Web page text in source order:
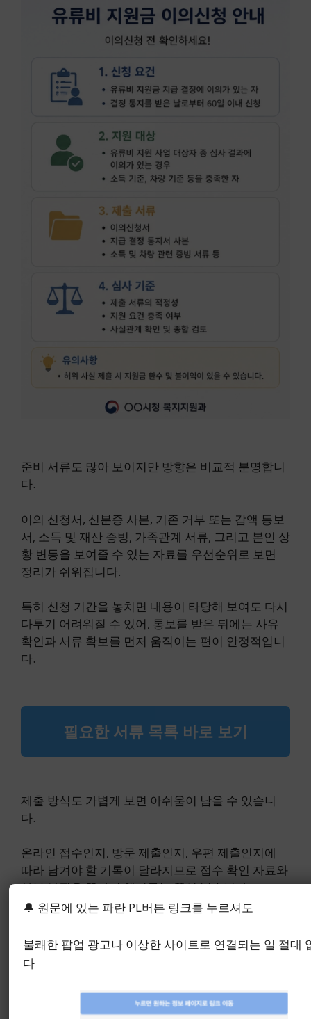
준비 서류도 많아 보이지만 방향은 비교적 분명합니
다.
이의 신청서, 신분증 사본, 기존 거부 또는 감액 통보
서, 소득 및 재산 증빙, 가족관계 서류, 그리고 본인 상
황 변동을 보여줄 수 있는 자료를 우선순위로 보면
정리가 쉬워집니다.
특히 신청 기간을 놓치면 내용이 타당해 보여도 다시
다투기 어려워질 수 있어, 통보를 받은 뒤에는 사유
확인과 서류 확보를 먼저 움직이는 편이 안정적입니
다.
필요한 서류 목록 바로 보기
제출 방식도 가볍게 보면 아쉬움이 남을 수 있습니
다.
온라인 접수인지, 방문 제출인지, 우편 제출인지에
따라 남겨야 할 기록이 달라지므로 접수 확인 자료와
사본 보관은 끝까지 챙겨두는 쪽이 낫습니다.
방법, 마지막에 결과를 가르
는 실전 판단 기준
고유가 지원금 이의 신청 방법의 마지막 기준은 말을
🔔 원문에 있는 파란 PL버튼 링크를 누르셔도
불쾌한 팝업 광고나 이상한 사이트로 연결되는 일 절대
다